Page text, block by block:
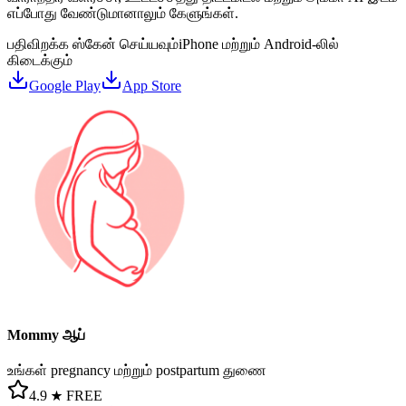
எப்போது வேண்டுமானாலும் கேளுங்கள்.
பதிவிறக்க ஸ்கேன் செய்யவும்iPhone மற்றும் Android-லில்
கிடைக்கும்
Google Play
App Store
Mommy ஆப்
உங்கள் pregnancy மற்றும் postpartum துணை
4.9 ★ FREE